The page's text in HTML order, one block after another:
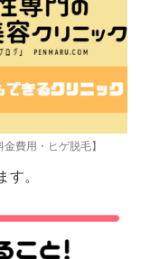
費用・ヒゲ脱毛】
。